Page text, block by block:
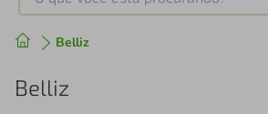
Belliz
Belliz
Produtos mais buscados
1 º